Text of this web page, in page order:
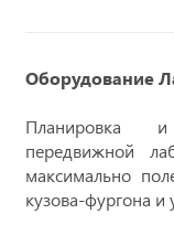
Оборудование
Планировка и
передвижной
максимально
кузова-фургона и